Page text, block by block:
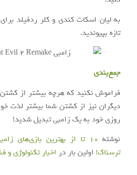
به لیان اسکات کندی و کلر ردفیلد برای
تازه بپیوندید.
جمع‌بندی
فراموش نکنید که هرچه بیشتر از
دیگران نیز از کشتن شما بیشتر لذت
روزی خود به یک زامبی تبدیل شدید!
نوشته
10 تا از بهترین بازی‌های
ترسناک! اولین بار در اخبار تکنولوژی و